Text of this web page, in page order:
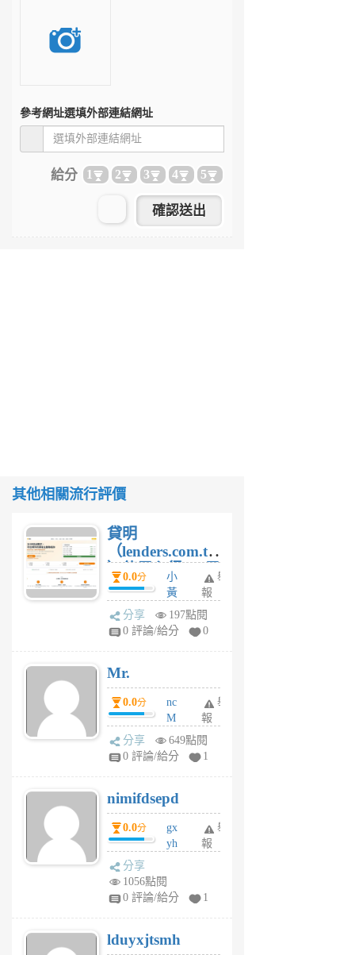
參考網址選填外部連結網址
給分 1 2 3 4 5
其他相關流行評價
貸明
（lenders.com.tw
）使用心得 — 民
間貸款比較平台
體驗
0.0分
小
黃
蜂
1
舉
報
分享
197點閱
0 評論/給分
0
Mr.
0.0分
nc
M
U
F
U
5
個
月
舉
報
分享
649點閱
0 評論/給分
1
nimifdsepd
0.0分
gx
yh
jl
月
舉
報
分享
1056點閱
0 評論/給分
1
lduyxjtsmh